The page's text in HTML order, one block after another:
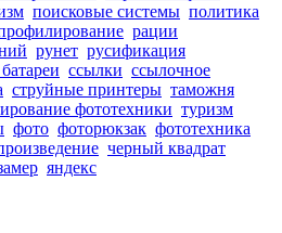
поисковые системы политика
рации
рунет русификация
ссылки ссылочное
струйные принтеры таможня
фототехники туризм
фото фоторюкзак фототехника
черный квадрат
яндекс